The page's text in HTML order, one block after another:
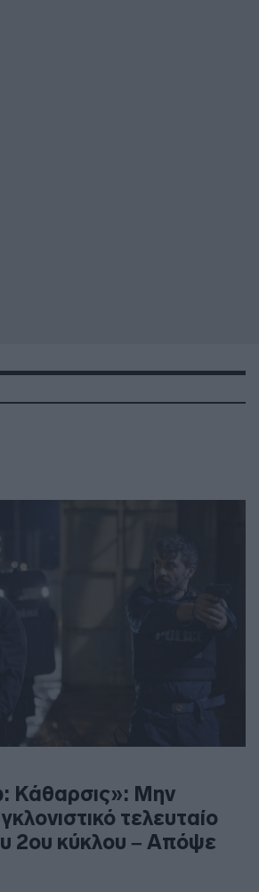
Κάθαρσις»: Μην
τελευταίο
2ου κύκλου – Απόψε